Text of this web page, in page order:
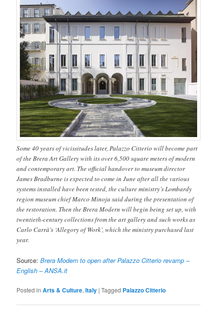
Some 40 years of vicissitudes later, Palazzo Citterio will become part
of the Brera Art Gallery with its over 6,500 square meters of modern
and contemporary art. The official handover to museum director
James Bradburne is expected to come in June after all the various
systems installed have been tested, the culture ministry’s Lombardy
region museum chief Marco Minoja said during the presentation of
the restoration. Then the Brera Modern will begin being set up, with
twentieth-century collections from the art gallery and such works as
Carlo Carrà’s ‘Allegory of Work’, which the ministry purchased last
year.
Source:Brera Modern to open after Palazzo Citterio revamp –
English – ANSA.it
Posted in Arts & Culture,Italy |Tagged Palazzo Citterio